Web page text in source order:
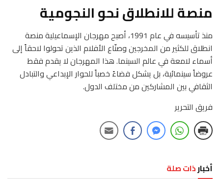
منصة للانطلاق نحو النجومية
منذ تأسيسه في عام 1991، أصبح مهرجان الإسماعيلية منصة
انطلاق للكثير من المخرجين وصنّاع الأفلام الذين تحولوا لاحقاً إلى
أسماء لامعة في عالم السينما. هذا المهرجان لا يقدم فقط
عروضاً سينمائية، بل يشكل فضاءً خصباً للحوار الإبداعي والتبادل
الثقافي بين المشاركين من مختلف الدول.
فريق التحرير
أخبارذات صلة